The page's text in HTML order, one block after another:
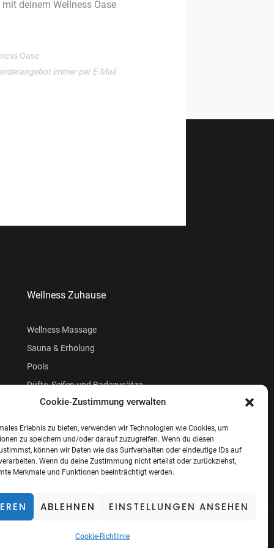
Cookie-Zustimmung verwalten
Erlebnis zu bieten, verwenden wir Technologien wie Cookies, um
zu speichern und/oder darauf zuzugreifen. Wenn du diesen
können wir Daten wie das Surfverhalten oder eindeutige IDs auf
Wenn du deine Zustimmung nicht erteilst oder zurückziehst,
Merkmale und Funktionen beeinträchtigt werden.
ABLEHNEN EINSTELLUNGEN ANSEHEN
Cookie-Richtlinie
deinem Wellness Oase
Oase.
immer per E-Mail
Wellness Zuhause
Wellness Massage
Sauna & Erholung
Pools
Düfte, Seifen und Badezusätze
Beauty
Cookie-Richtlinie (EU)